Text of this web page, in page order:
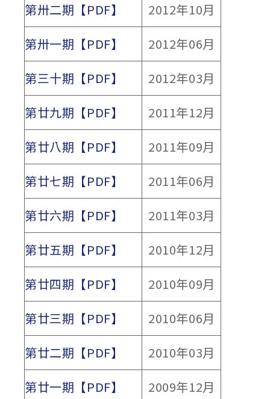
第卅二期【PDF】
2012年10月
第卅一期【PDF】
2012年06月
第三十期【PDF】
2012年03月
第廿九期【PDF】
2011年12月
第廿八期【PDF】
2011年09月
第廿七期【PDF】
2011年06月
第廿六期【PDF】
2011年03月
第廿五期【PDF】
2010年12月
第廿四期【PDF】
2010年09月
第廿三期【PDF】
2010年06月
第廿二期【PDF】
2010年03月
第廿一期【PDF】
2009年12月